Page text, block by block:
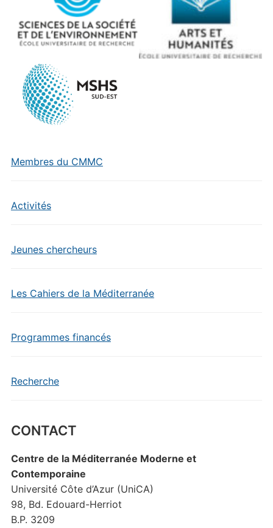
Membres du CMMC
Activités
Jeunes chercheurs
Les Cahiers de la Méditerranée
Programmes financés
Recherche
CONTACT
Centre de la Méditerranée Moderne et
Contemporaine
Université Côte d’Azur (UniCA)
98, Bd. Edouard-Herriot
B.P. 3209